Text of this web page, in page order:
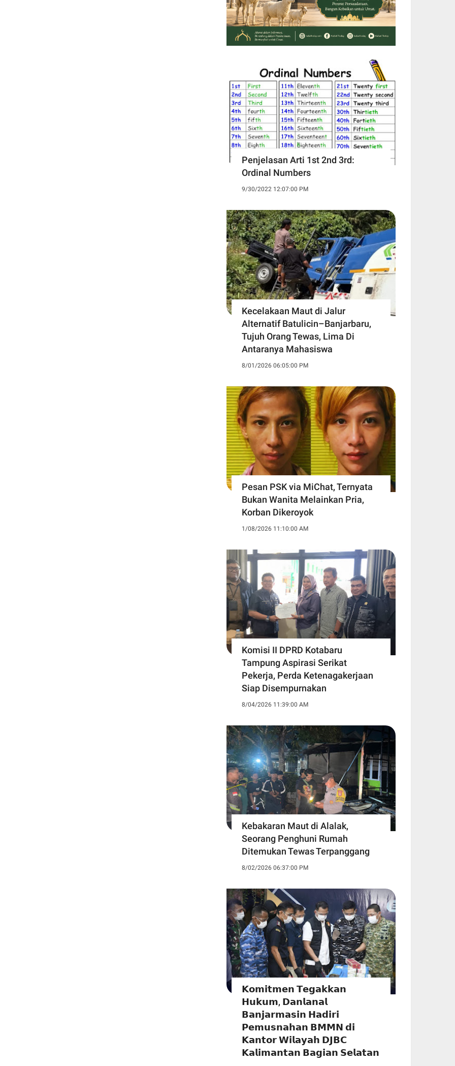
Penjelasan Arti 1st 2nd 3rd:
Ordinal Numbers
9/30/2022 12:07:00 PM
Kecelakaan Maut di Jalur
Alternatif Batulicin–Banjarbaru,
Tujuh Orang Tewas, Lima Di
Antaranya Mahasiswa
8/01/2026 06:05:00 PM
Pesan PSK via MiChat, Ternyata
Bukan Wanita Melainkan Pria,
Korban Dikeroyok
1/08/2026 11:10:00 AM
Komisi II DPRD Kotabaru
Tampung Aspirasi Serikat
Pekerja, Perda Ketenagakerjaan
Siap Disempurnakan
8/04/2026 11:39:00 AM
Kebakaran Maut di Alalak,
Seorang Penghuni Rumah
Ditemukan Tewas Terpanggang
8/02/2026 06:37:00 PM
𝗞𝗼𝗺𝗶𝘁𝗺𝗲𝗻 𝗧𝗲𝗴𝗮𝗸𝗸𝗮𝗻
𝗛𝘂𝗸𝘂𝗺, 𝗗𝗮𝗻𝗹𝗮𝗻𝗮𝗹
𝗕𝗮𝗻𝗷𝗮𝗿𝗺𝗮𝘀𝗶𝗻 𝗛𝗮𝗱𝗶𝗿𝗶
𝗣𝗲𝗺𝘂𝘀𝗻𝗮𝗵𝗮𝗻 𝗕𝗠𝗠𝗡 𝗱𝗶
𝗞𝗮𝗻𝘁𝗼𝗿 𝗪𝗶𝗹𝗮𝘆𝗮𝗵 𝗗𝗝𝗕𝗖
𝗞𝗮𝗹𝗶𝗺𝗮𝗻𝘁𝗮𝗻 𝗕𝗮𝗴𝗶𝗮𝗻 𝗦𝗲𝗹𝗮𝘁𝗮𝗻